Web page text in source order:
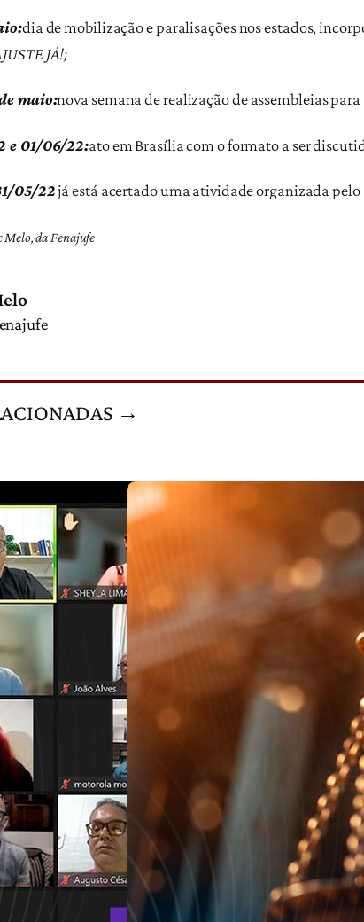
dia de mobilização e paralisações nos estados,
JÁ!;
maio:nova semana de realização de assembleias
e 01/06/22:ato em Brasília com o formato a ser
05/22já está acertado uma atividade organizada
Melo, da Fenajufe
→